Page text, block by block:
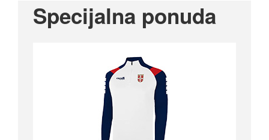
Specijalna ponuda